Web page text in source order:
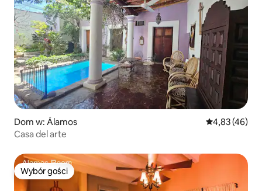
Dom w: Álamos Średnia
4,83 (46)
Casa del arte
Wybór gości
Wybór gości